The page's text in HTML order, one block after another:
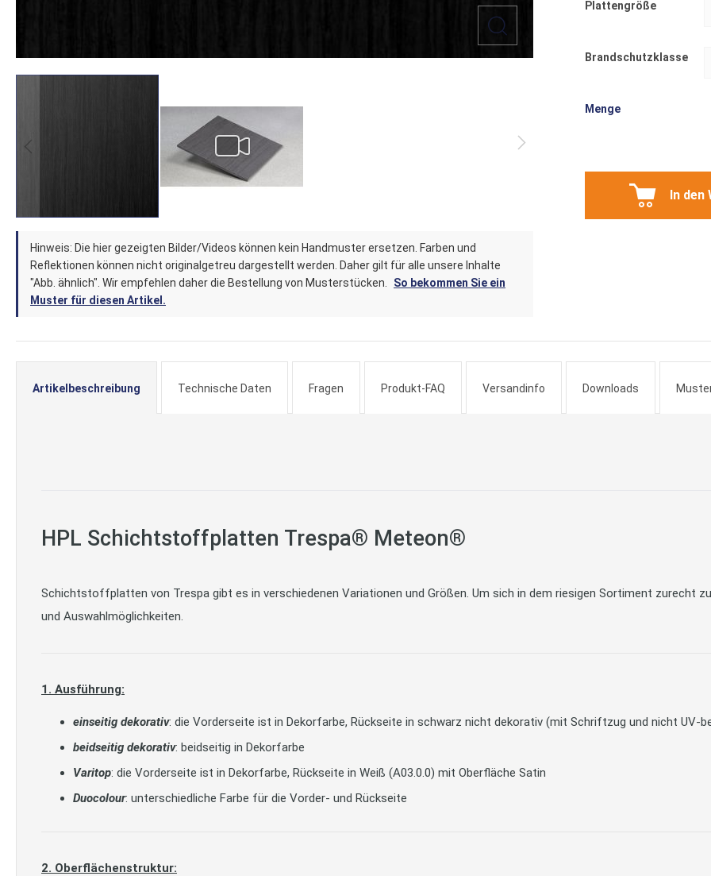
Zum
Anfang
der
Bildergalerie
Hinweis: Die hier gezeigten Bilder/Videos können kein Handmuster ersetzen. Farben und
Reflektionen können nicht originalgetreu dargestellt werden. Daher gilt für alle unsere Inhalte
"Abb. ähnlich". Wir empfehlen daher die Bestellung von Musterstücken.
So bekommen Sie ein
Muster für diesen Artikel.
Plattengröße
Brandschutzklasse
Menge
In den
Artikelbeschreibung
HPL Schichtstoffplatten Trespa® Meteon®
Schichtstoffplatten von Trespa gibt es in verschiedenen Variationen und Größen. Um sich in dem riesigen Sortiment zurecht
und Auswahlmöglichkeiten.
1. Ausführung:
einseitig dekorativ: die Vorderseite ist in Dekorfarbe, Rückseite in schwarz nicht dekorativ (mit Schriftzug und nicht UV-
beidseitig dekorativ: beidseitig in Dekorfarbe
Varitop: die Vorderseite ist in Dekorfarbe, Rückseite in Weiß (A03.0.0) mit Oberfläche Satin
Duocolour: unterschiedliche Farbe für die Vorder- und Rückseite
2. Oberflächenstruktur:
Technische Daten Fragen Produkt-FAQ Versandinfo Downloads